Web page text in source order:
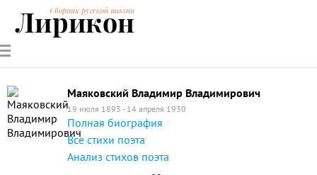
РУССКИЕ
ПОЭТЫ
СОВРЕМЕННИКИЭНЦИКЛОПЕДИЯ
ПОЭЗИИ
Сборник русской поэзии
Лирикон
Маяковский Владимир Владимирович
19 июля 1893 - 14 апреля 1930
Полная биография
Все стихи поэта
Анализ стихов поэта